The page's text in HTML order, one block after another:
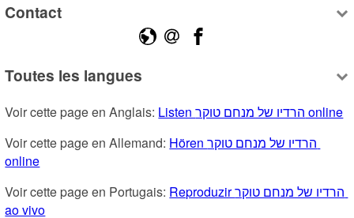
Contact
Toutes les langues
Voir cette page en Anglais:
Listen הרדיו של מנחם טוקר online
Voir cette page en Allemand: Hören הרדיו של מנחם טוקר
online
Voir cette page en Portugais: Reproduzir הרדיו של מנחם טוקר
ao vivo